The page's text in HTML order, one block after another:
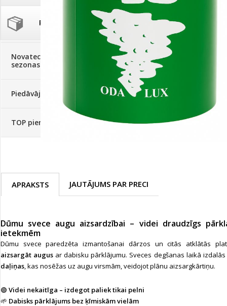
Palīglīdzekļi augu audzēšanai (72)
Klientu Diena
Novatec - izcils mēslošanai arī
sezonas otrajā pusē!
Piedāvājums ābeļdārziem
TOP piemājas dārzam 2024
APRAKSTS JAUTĀJUMS PAR PRECI
Dūmu svece augu aizsardzībai – videi draudzīgs
ietekmēm
Dūmu svece paredzēta izmantošanai dārzos un citās atklātās
aizsargāt augus ar dabisku pārklājumu. Sveces degšanas laikā izdalās
daļiņas, kas nosēžas uz augu virsmām, veidojot plānu aizsargkārtiņu.
🟢 Videi nekaitīga – izdegot paliek tikai pelni
🌱 Dabisks pārklājums bez ķīmiskām vielām